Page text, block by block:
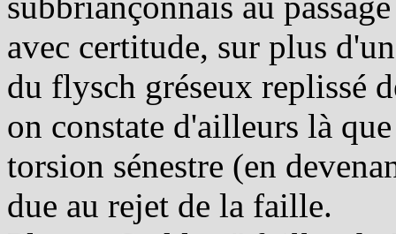
avec certitude, sur plus
du flysch gréseux replissé
on constate d'ailleurs là
torsion sénestre (en
due au rejet de la faille.